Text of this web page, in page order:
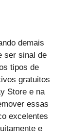
demais
ser sinal de
tipos de
gratuitos
Store e na
essas
excelentes
e